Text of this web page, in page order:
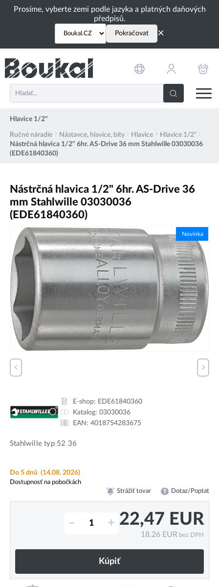
Prosíme, vyberte zemi podle jazyka a platných daňových
předpisů.
Pokračovat ×
Hlavice 1/2"
Ručné náradie Nástavce, hlavice, bity Hlavice
Hlavice 1/2"
Nástrčná hlavica 1/2" 6hr. AS-Drive 36 mm Stahlwille 03030036
(EDE61840360)
Nástrčná hlavica 1/2" 6hr. AS-Drive 36
mm Stahlwille 03030036
(EDE61840360)
Novinka
E-shop: EDE61840360
Katalog: 03030036
EAN: 4018754283675
Stahlwille typ 52 36
Do 5 dnů (14.08. 2026)
Dostupnosť na pobočkách
Strážiť tovar Dotaz/Poptat
– + 22,47 EUR
18,26 EUR bez DPH
Kúpiť